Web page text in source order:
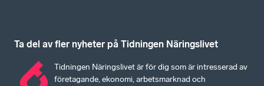
Ta del av fler nyheter på Tidningen Näringslivet
Tidningen Näringslivet är för dig som är intresserad av
företagande, ekonomi, arbetsmarknad och